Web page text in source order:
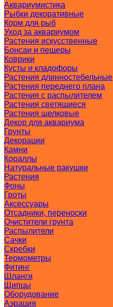
Аквариумистика
Рыбки декоративные
Корм для рыб
Уход за аквариумом
Растения искусственные
Бонсаи и пещеры
Коврики
Кусты и кладофоры
Растения длинностебельные
Растения переднего плана
Растения с распылителем
Растения светящиеся
Растения шелковые
Декор для аквариума
Грунты
Декорации
Камни
Кораллы
Натуральные ракушки
Растения
Фоны
Гроты
Аксессуары
Отсадники, переноски
Очистители грунта
Распылители
Сачки
Скребки
Термометры
Фитинг
Шланги
Щипцы
Оборудование
Аэрация